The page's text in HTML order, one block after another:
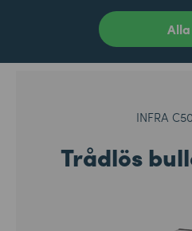
INFRA C50
Trådlös